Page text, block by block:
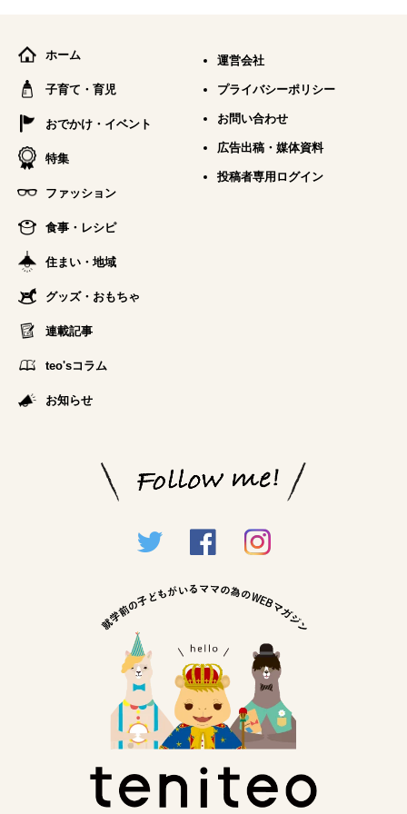
ホーム
子育て・育児
おでかけ・イベント
特集
ファッション
食事・レシピ
住まい・地域
グッズ・おもちゃ
連載記事
teo'sコラム
お知らせ
運営会社
プライバシーポリシー
お問い合わせ
広告出稿・媒体資料
投稿者専用ログイン